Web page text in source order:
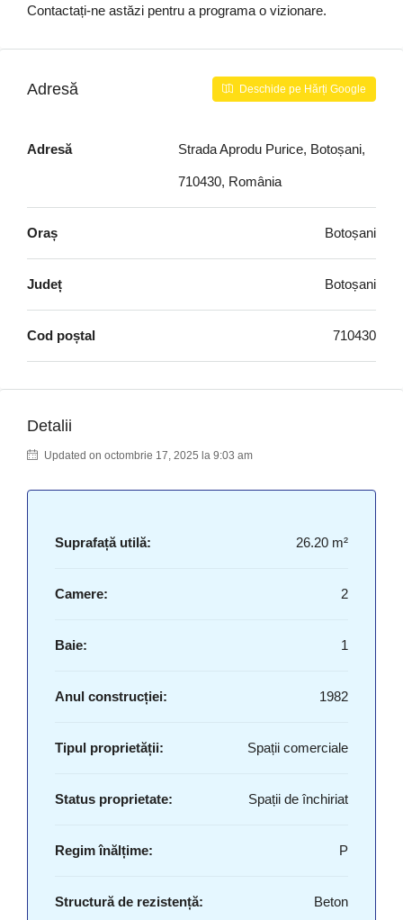
Contactați-ne astăzi pentru a programa o vizionare.
Adresă Deschide pe Hărți Google
Adresă Strada Aprodu Purice, Botoșani,
710430, România
Oraș Botoșani
Județ Botoșani
Cod poștal 710430
Detalii
Updated on octombrie 17, 2025 la 9:03 am
Suprafață utilă: 26.20 m²
Camere: 2
Baie: 1
Anul construcției: 1982
Tipul proprietății: Spații comerciale
Status proprietate: Spații de închiriat
Regim înălțime: P
Structură de rezistență: Beton